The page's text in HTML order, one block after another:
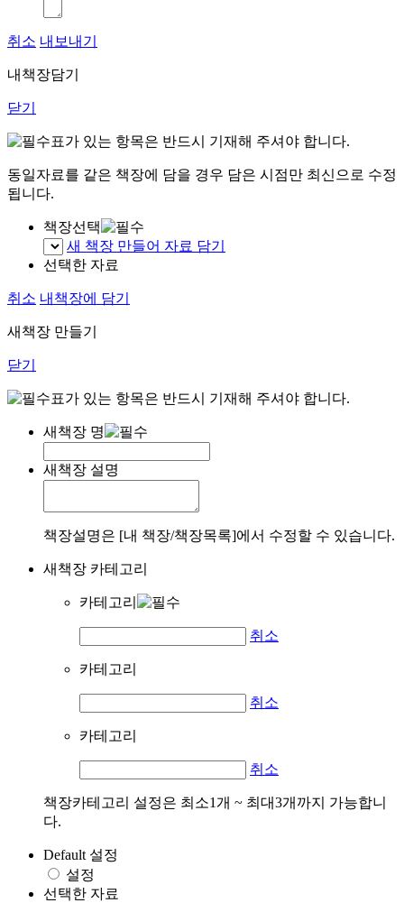
취소 내보내기
내책장담기
닫기
표가 있는 항목은 반드시 기재해 주셔야 합니다.
동일자료를 같은 책장에 담을 경우 담은 시점만 최신으로 수정
됩니다.
책장선택
새 책장 만들어 자료 담기
선택한 자료
취소 내책장에 담기
새책장 만들기
닫기
표가 있는 항목은 반드시 기재해 주셔야 합니다.
새책장 명
새책장 설명
책장설명은 [내 책장/책장목록]에서 수정할 수 있습니다.
새책장 카테고리
카테고리
취소
카테고리
취소
카테고리
취소
책장카테고리 설정은 최소1개 ~ 최대3개까지 가능합니
다.
Default 설정
설정
선택한 자료